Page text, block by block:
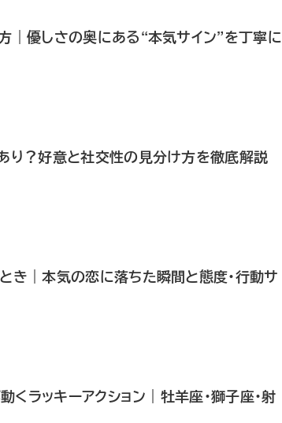
｜優しさの奥にある“本気サイン”を丁寧に
り？好意と社交性の見分け方を徹底解説
き｜本気の恋に落ちた瞬間と態度・行動サ
くラッキーアクション｜牡羊座・獅子座・射